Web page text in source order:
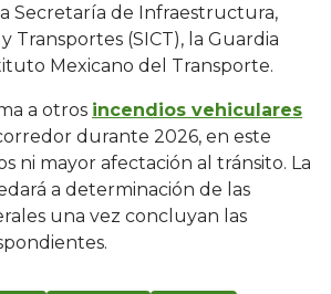
Secretaría de Infraestructura,
Transportes (SICT), la Guardia
Mexicano del Transporte.
a otros incendios vehiculares
durante 2026, en este
ni mayor afectación al tránsito. La
a determinación de las
una vez concluyan las